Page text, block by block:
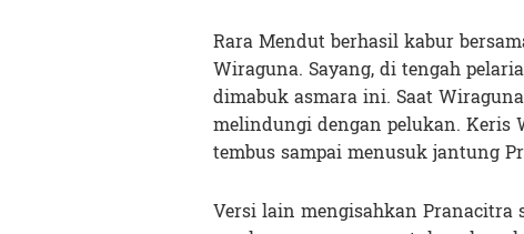
Rara Mendut berhasil kabur
Wiraguna. Sayang, di tengah
dimabuk asmara ini. Saat
melindungi dengan pelukan. Keris
tembus sampai menusuk jantung
Versi lain mengisahkan Pranacitra